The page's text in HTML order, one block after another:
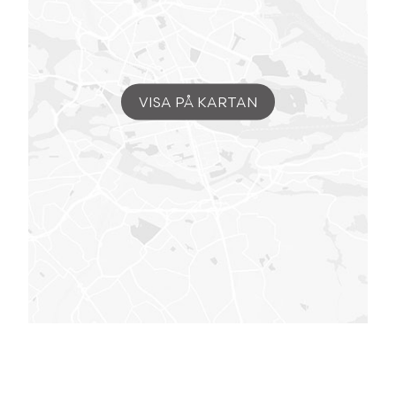
VISA PÅ KARTAN